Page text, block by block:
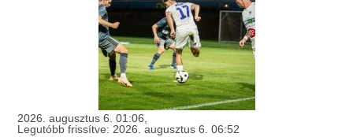
2026. augusztus 6. 01:06,
Legutóbb frissítve: 2026. augusztus 6. 06:52